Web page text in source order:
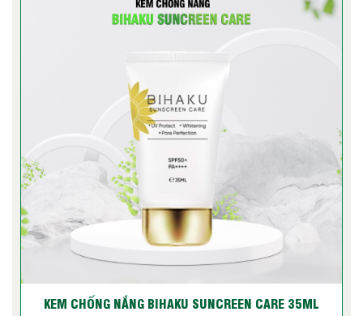
KEM CHỐNG NẮNG BIHAKU SUNCREEN CARE 35ML